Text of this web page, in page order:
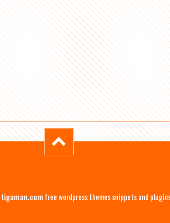
tigaman.com free wordpress themes snippets and